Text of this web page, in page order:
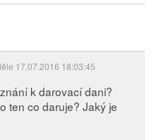
17.07.2016 18:03:45
k darovací dani?
ten co daruje? Jaký je